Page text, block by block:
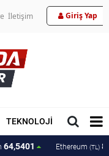
İletişim Giriş Yap
TEKNOLOJİ MAGAZİN
64,5401 Ethereum (TL)